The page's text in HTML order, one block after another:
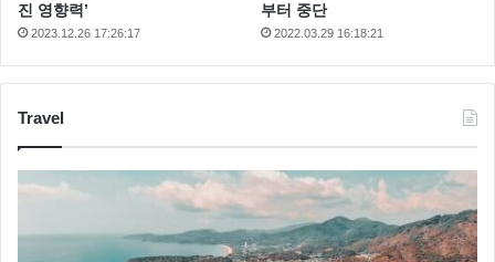
진 영향력’
2023.12.26 17:26:17
부터 중단
2022.03.29 16:18:21
Travel